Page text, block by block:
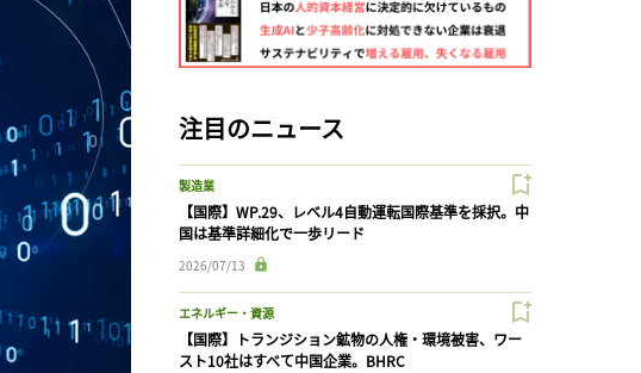
注目のニュース
製造業
【国際】WP.29、レベル4自動運転国際基準を採択。中
国は基準詳細化で一歩リード
2026/07/13
エネルギー・資源
【国際】トランジション鉱物の人権・環境被害、ワー
スト10社はすべて中国企業。BHRC